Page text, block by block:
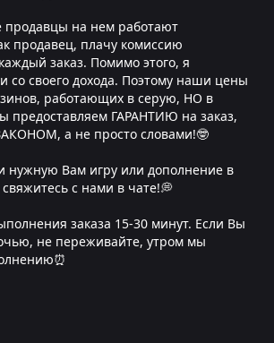
продавцы на нем работают
продавец, плачу комиссию
заказ. Помимо этого, я
со своего дохода. Поэтому наши цены
работающих в серую, НО в
предоставляем ГАРАНТИЮ на заказ,
а не просто словами!🤓
нужную Вам игру или дополнение в
с нами в чате!💭
заказа 15-30 минут. Если Вы
не переживайте, утром мы